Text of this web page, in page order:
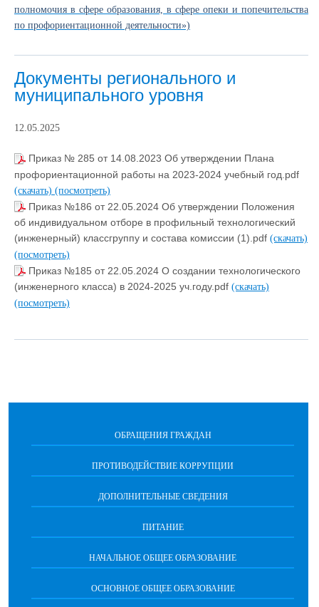
полномочия в сфере образования, в сфере опеки и попечительства
по профориентационной деятельности»)
Документы регионального и
муниципального уровня
12.05.2025
Приказ № 285 от 14.08.2023 Об утверждении Плана
профориентационной работы на 2023-2024 учебный год.pdf
(скачать) (посмотреть)
Приказ №186 от 22.05.2024 Об утверждении Положения
об индивидуальном отборе в профильный технологический
(инженерный) классгруппу и состава комиссии (1).pdf (скачать)
(посмотреть)
Приказ №185 от 22.05.2024 О создании технологического
(инженерного класса) в 2024-2025 уч.году.pdf (скачать)
(посмотреть)
ОБРАЩЕНИЯ ГРАЖДАН
ПРОТИВОДЕЙСТВИЕ КОРРУПЦИИ
ДОПОЛНИТЕЛЬНЫЕ СВЕДЕНИЯ
ПИТАНИЕ
НАЧАЛЬНОЕ ОБЩЕЕ ОБРАЗОВАНИЕ
ОСНОВНОЕ ОБЩЕЕ ОБРАЗОВАНИЕ